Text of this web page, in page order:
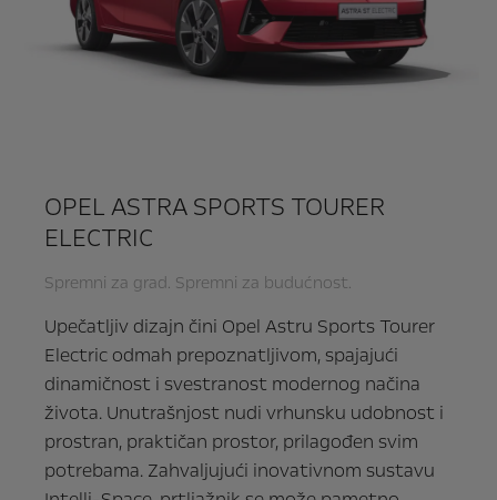
OPEL ASTRA SPORTS TOURER
ELECTRIC
Spremni za grad. Spremni za budućnost.
Upečatljiv dizajn čini Opel Astru Sports Tourer
Electric odmah prepoznatljivom, spajajući
dinamičnost i svestranost modernog načina
života. Unutrašnjost nudi vrhunsku udobnost i
prostran, praktičan prostor, prilagođen svim
potrebama. Zahvaljujući inovativnom sustavu